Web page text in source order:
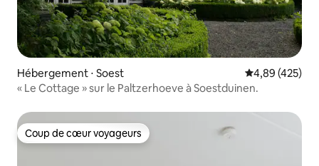
Hébergement ⋅ Soest Évaluation
4,89 (425)
« Le Cottage » sur le Paltzerhoeve à Soestduinen.
Coup de cœur voyageurs
Coup de cœur voyageurs